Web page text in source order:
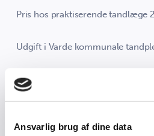
Ansvarlig brug af dine data
Pris hos praktiserende tandlæge
Udgift i Varde kommunale
Kommunalt tilskud: 65 % af 1.525